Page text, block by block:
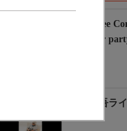
Rain Tree
Summer
浜田省吾ラ